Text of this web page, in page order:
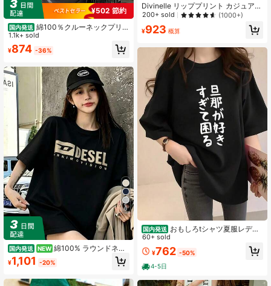
¥502 節約
国内発送 綿100％クルーネックプリン
ト半袖Tシャツ、女性用新作夏服、ス
タイリッシュなゆったりカジュアル
トップス
1.1k+ sold
¥874 -36%
6
国内発送 NEW 綿100% ラウンドネッ
ク 半袖Tシャツ レディース 夏服 おも
しろプリント おしゃれ ゆったり カ
¥1,101 -20%
Divinelle リッププリント カジュアル
ルーズクルーネック 半袖 レディース
ド
200+ sold (1000+)
¥923 概算
国内発送 おもしろtシャツ夏服レディ
ース ファッションtシャツ 半袖オフ
ィスカジュアル200グラム綿ゆった
りプリントブラックy2kレディース
トップス
60+ sold
¥762 -50%
4-5日